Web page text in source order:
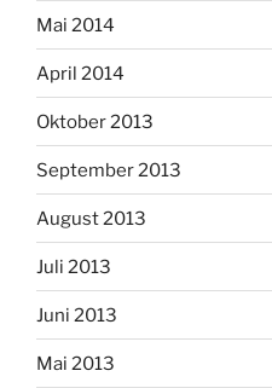
Mai 2014
April 2014
Oktober 2013
September 2013
August 2013
Juli 2013
Juni 2013
Mai 2013